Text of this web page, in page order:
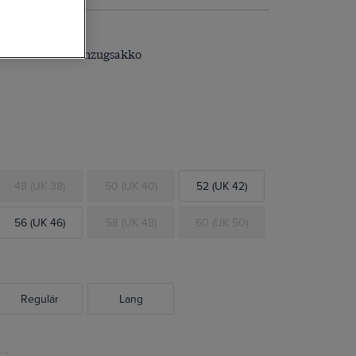
Twill 1913 Anzugsakko
48 (UK 38) 50 (UK 40) 52 (UK 42)
56 (UK 46) 58 (UK 48) 60 (UK 50)
Regulär Lang